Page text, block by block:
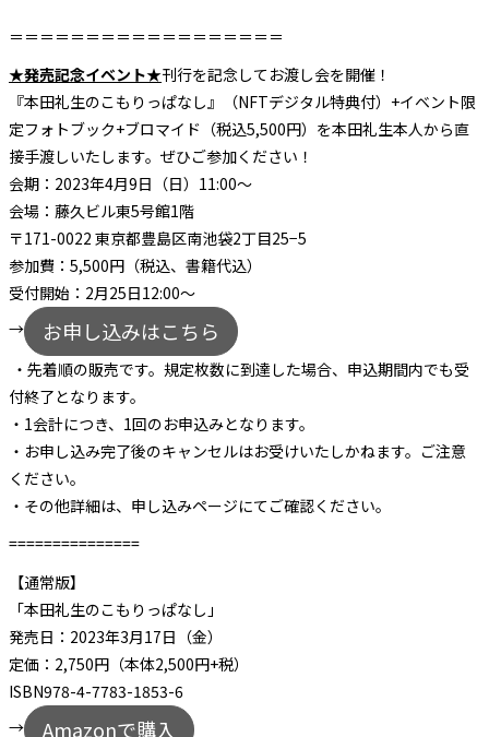
＝＝＝＝＝＝＝＝＝＝＝＝＝＝＝＝＝＝
★発売記念イベント★刊行を記念してお渡し会を開催！
『本田礼生のこもりっぱなし』（NFTデジタル特典付）+イベント限
定フォトブック+ブロマイド（税込5,500円）を本田礼生本人から直
接手渡しいたします。ぜひご参加ください！
会期：2023年4月9日（日）11:00～
会場：藤久ビル東5号館1階
〒171-0022 東京都豊島区南池袋2丁目25−5
参加費：5,500円（税込、書籍代込）
受付開始：2月25日12:00～
→
お申し込みはこちら
・先着順の販売です。規定枚数に到達した場合、申込期間内でも受
付終了となります。
・1会計につき、1回のお申込みとなります。
・お申し込み完了後のキャンセルはお受けいたしかねます。ご注意
ください。
・その他詳細は、申し込みページにてご確認ください。
===============
【通常版】
「本田礼生のこもりっぱなし」
発売日：2023年3月17日（金）
定価：2,750円（本体2,500円+税）
ISBN978-4-7783-1853-6
→
Amazonで購入